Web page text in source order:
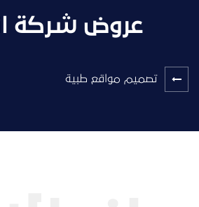
عروض شركة
تصميم مواقع طبية